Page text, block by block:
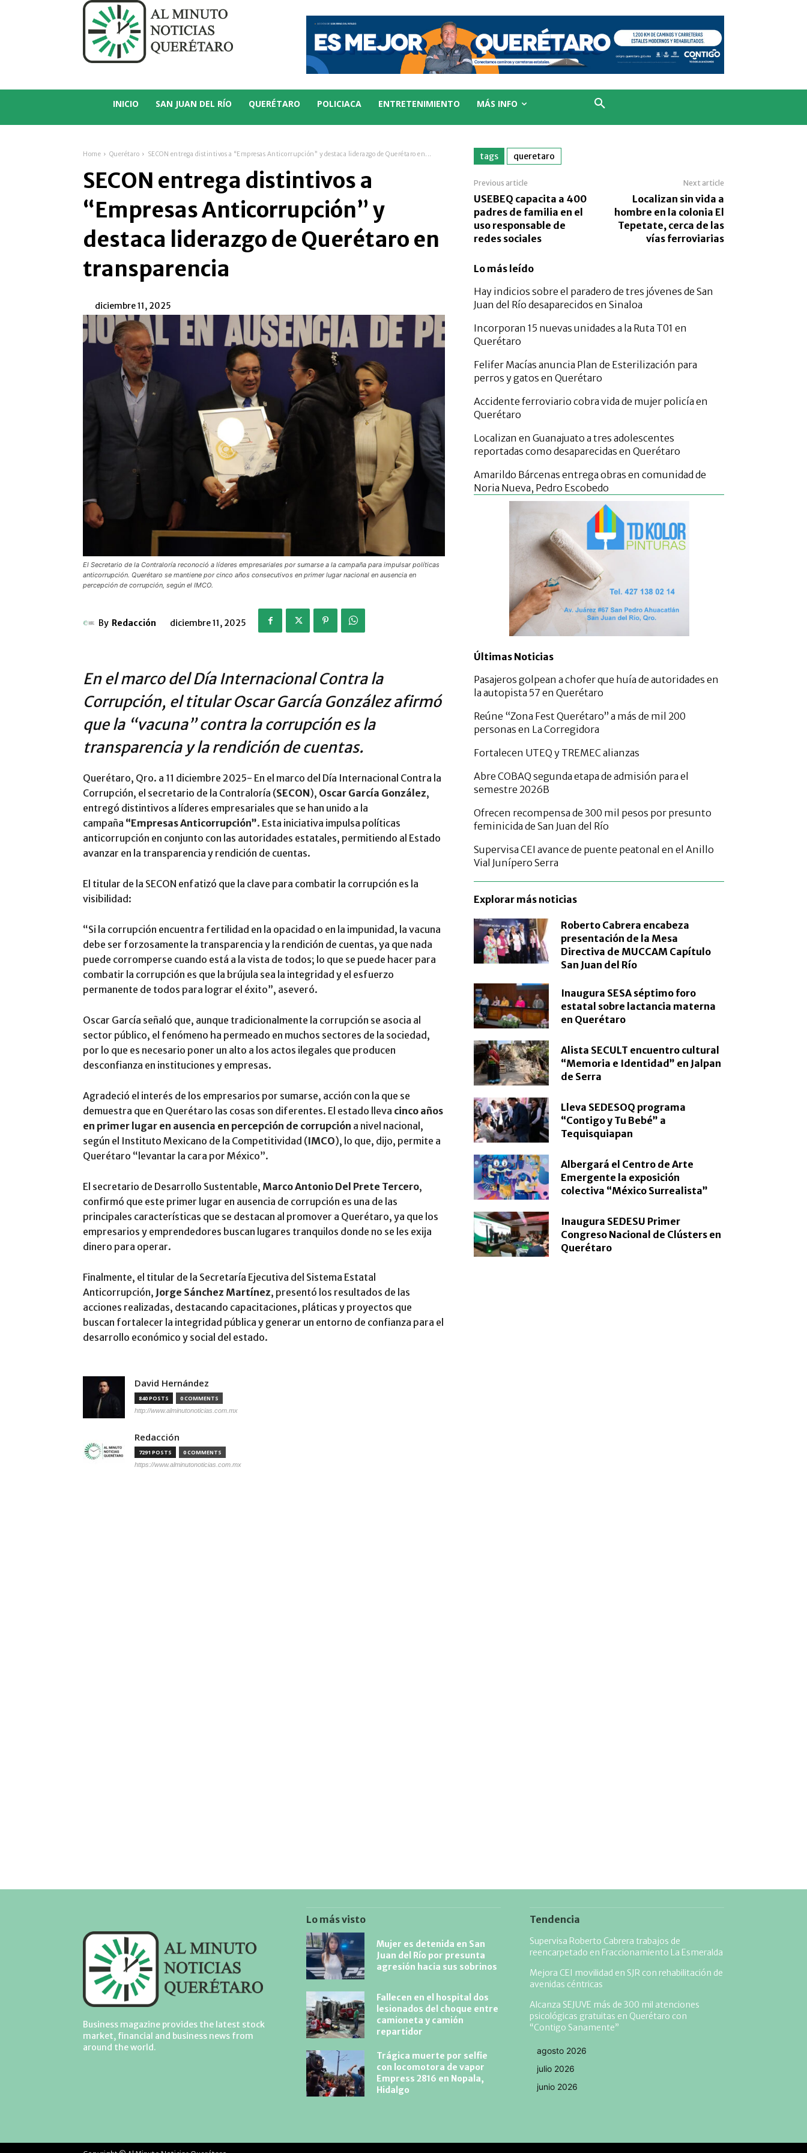
INICIO SAN JUAN DEL RÍO QUERÉTARO POLICIACA ENTRETENIMIENTO MÁS INFO
Home Querétaro SECON entrega distintivos a “Empresas Anticorrupción” y destaca liderazgo de Querétaro en...
SECON entrega distintivos a
“Empresas Anticorrupción” y
destaca liderazgo de Querétaro en
transparencia
diciembre 11, 2025
El Secretario de la Contraloría reconoció a líderes empresariales por sumarse a la campaña para impulsar políticas
anticorrupción. Querétaro se mantiene por cinco años consecutivos en primer lugar nacional en ausencia en
percepción de corrupción, según el IMCO.
By Redacción diciembre 11, 2025
En el marco del Día Internacional Contra la
Corrupción, el titular Oscar García González afirmó
que la “vacuna” contra la corrupción es la
transparencia y la rendición de cuentas.
Querétaro, Qro. a 11 diciembre 2025- En el marco del Día Internacional Contra la
Corrupción, el secretario de la Contraloría (SECON), Oscar García González,
entregó distintivos a líderes empresariales que se han unido a la
campaña “Empresas Anticorrupción”. Esta iniciativa impulsa políticas
anticorrupción en conjunto con las autoridades estatales, permitiendo al Estado
avanzar en la transparencia y rendición de cuentas.
El titular de la SECON enfatizó que la clave para combatir la corrupción es la
visibilidad:
“Si la corrupción encuentra fertilidad en la opacidad o en la impunidad, la vacuna
debe ser forzosamente la transparencia y la rendición de cuentas, ya que nada
puede corromperse cuando está a la vista de todos; lo que se puede hacer para
combatir la corrupción es que la brújula sea la integridad y el esfuerzo
permanente de todos para lograr el éxito”, aseveró.
Oscar García señaló que, aunque tradicionalmente la corrupción se asocia al
sector público, el fenómeno ha permeado en muchos sectores de la sociedad,
por lo que es necesario poner un alto a los actos ilegales que producen
desconfianza en instituciones y empresas.
Agradeció el interés de los empresarios por sumarse, acción con la que se
demuestra que en Querétaro las cosas son diferentes. El estado lleva cinco años
en primer lugar en ausencia en percepción de corrupción a nivel nacional,
según el Instituto Mexicano de la Competitividad (IMCO), lo que, dijo, permite a
Querétaro “levantar la cara por México”.
El secretario de Desarrollo Sustentable, Marco Antonio Del Prete Tercero,
confirmó que este primer lugar en ausencia de corrupción es una de las
principales características que se destacan al promover a Querétaro, ya que los
empresarios y emprendedores buscan lugares tranquilos donde no se les exija
dinero para operar.
Finalmente, el titular de la Secretaría Ejecutiva del Sistema Estatal
Anticorrupción, Jorge Sánchez Martínez, presentó los resultados de las
acciones realizadas, destacando capacitaciones, pláticas y proyectos que
buscan fortalecer la integridad pública y generar un entorno de confianza para el
desarrollo económico y social del estado.
David Hernández
840 POSTS 0 COMMENTS
http://www.alminutonoticias.com.mx
Redacción
7291 POSTS 0 COMMENTS
https://www.alminutonoticias.com.mx
tags queretaro
Previous article
USEBEQ capacita a 400
padres de familia en el
uso responsable de
redes sociales
Next article
Localizan sin vida a
hombre en la colonia El
Tepetate, cerca de las
vías ferroviarias
Lo más leído
Hay indicios sobre el paradero de tres jóvenes de San
Juan del Río desaparecidos en Sinaloa
Incorporan 15 nuevas unidades a la Ruta T01 en
Querétaro
Felifer Macías anuncia Plan de Esterilización para
perros y gatos en Querétaro
Accidente ferroviario cobra vida de mujer policía en
Querétaro
Localizan en Guanajuato a tres adolescentes
reportadas como desaparecidas en Querétaro
Amarildo Bárcenas entrega obras en comunidad de
Noria Nueva, Pedro Escobedo
Últimas Noticias
Pasajeros golpean a chofer que huía de autoridades en
la autopista 57 en Querétaro
Reúne “Zona Fest Querétaro” a más de mil 200
personas en La Corregidora
Fortalecen UTEQ y TREMEC alianzas
Abre COBAQ segunda etapa de admisión para el
semestre 2026B
Ofrecen recompensa de 300 mil pesos por presunto
feminicida de San Juan del Río
Supervisa CEI avance de puente peatonal en el Anillo
Vial Junípero Serra
Explorar más noticias
Roberto Cabrera encabeza
presentación de la Mesa
Directiva de MUCCAM Capítulo
San Juan del Río
Inaugura SESA séptimo foro
estatal sobre lactancia materna
en Querétaro
Alista SECULT encuentro cultural
“Memoria e Identidad” en Jalpan
de Serra
Lleva SEDESOQ programa
“Contigo y Tu Bebé” a
Tequisquiapan
Albergará el Centro de Arte
Emergente la exposición
colectiva “México Surrealista”
Inaugura SEDESU Primer
Congreso Nacional de Clústers en
Querétaro
Business magazine provides the latest stock
market, financial and business news from
around the world.
Lo más visto
Mujer es detenida en San
Juan del Río por presunta
agresión hacia sus sobrinos
Fallecen en el hospital dos
lesionados del choque entre
camioneta y camión
repartidor
Trágica muerte por selfie
con locomotora de vapor
Empress 2816 en Nopala,
Hidalgo
Tendencia
Supervisa Roberto Cabrera trabajos de
reencarpetado en Fraccionamiento La Esmeralda
Mejora CEI movilidad en SJR con rehabilitación de
avenidas céntricas
Alcanza SEJUVE más de 300 mil atenciones
psicológicas gratuitas en Querétaro con
“Contigo Sanamente”
agosto 2026
julio 2026
junio 2026